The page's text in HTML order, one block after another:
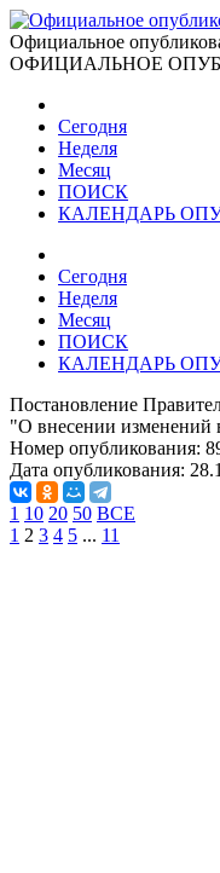
Официальное
ОФИЦИАЛЬНОЕ
Сегодня
Неделя
Месяц
ПОИСК
КАЛЕНДАРЬ
Сегодня
Неделя
Месяц
ПОИСК
КАЛЕНДАРЬ
Постановление
"О внесении изменений
Номер опубликования:
Дата опубликования:
1 10 20 50 ВСЕ
1 2 3 4 5 ... 11